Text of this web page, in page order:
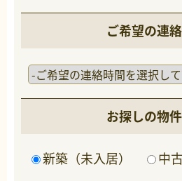
ご希望の連
お探しの物
新築（未入居）
中